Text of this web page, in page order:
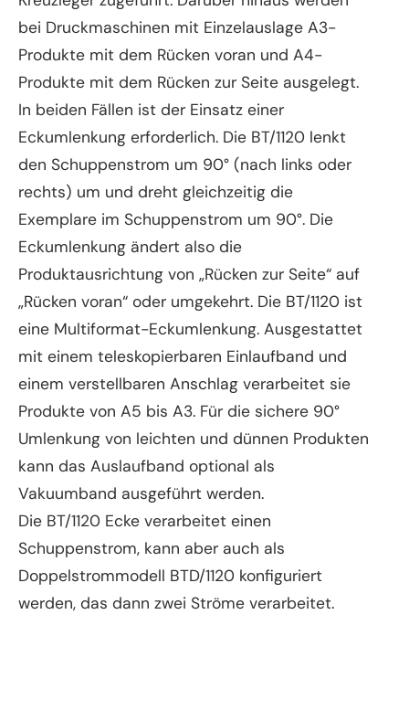
bei Druckmaschinen mit Einzelauslage A3-
Produkte mit dem Rücken voran und A4-
Produkte mit dem Rücken zur Seite ausgelegt.
In beiden Fällen ist der Einsatz einer
Eckumlenkung erforderlich. Die BT/1120 lenkt
den Schuppenstrom um 90° (nach links oder
rechts) um und dreht gleichzeitig die
Exemplare im Schuppenstrom um 90°. Die
Eckumlenkung ändert also die
Produktausrichtung von „Rücken zur Seite“ auf
„Rücken voran“ oder umgekehrt. Die BT/1120 ist
eine Multiformat-Eckumlenkung. Ausgestattet
mit einem teleskopierbaren Einlaufband und
einem verstellbaren Anschlag verarbeitet sie
Produkte von A5 bis A3. Für die sichere 90°
Umlenkung von leichten und dünnen Produkten
kann das Auslaufband optional als
Vakuumband ausgeführt werden.
Die BT/1120 Ecke verarbeitet einen
Schuppenstrom, kann aber auch als
Doppelstrommodell BTD/1120 konfiguriert
werden, das dann zwei Ströme verarbeitet.